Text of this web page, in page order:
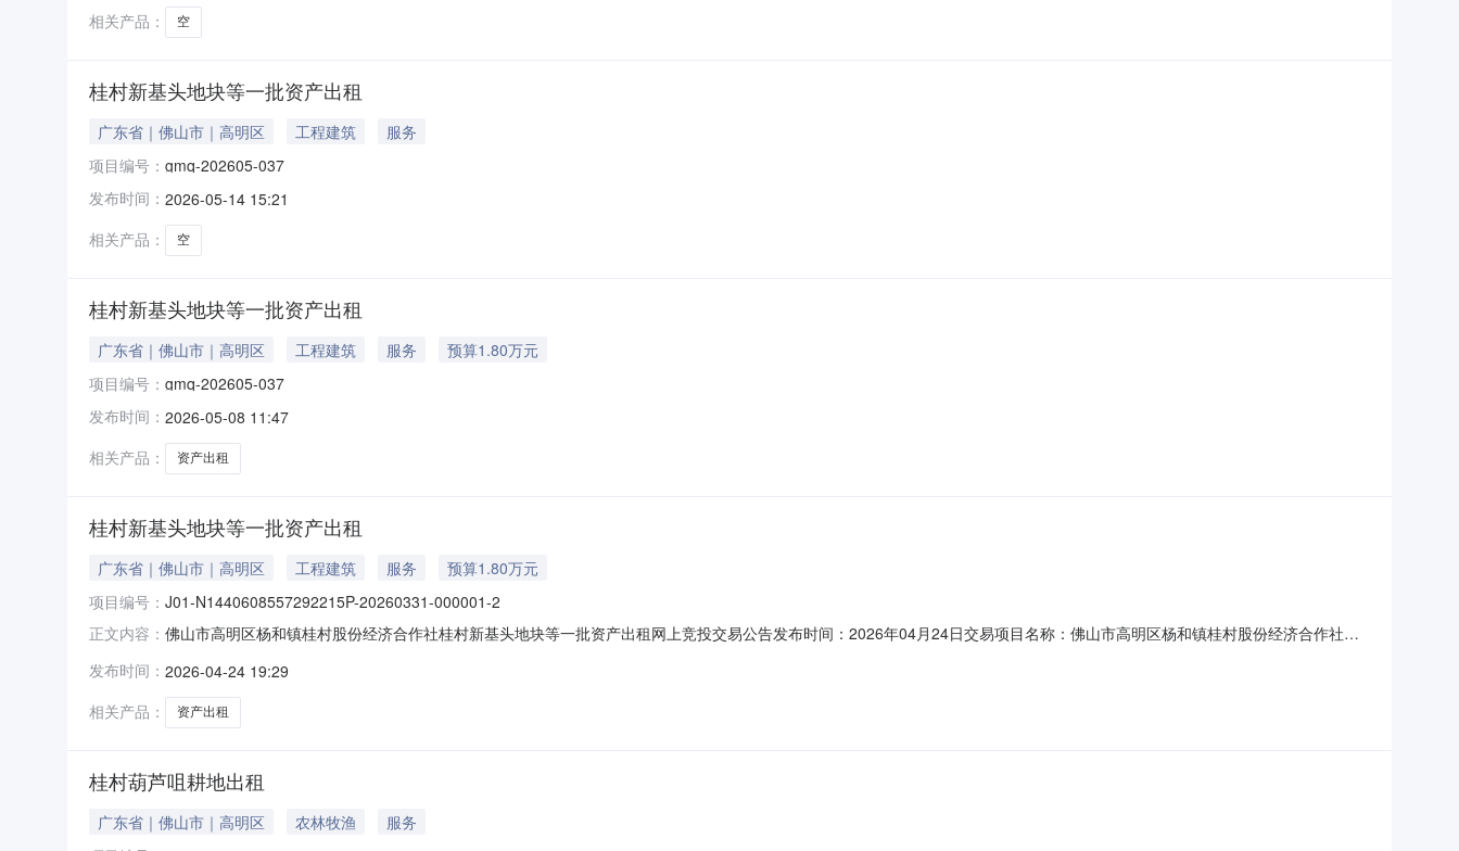
相关产品：
空
桂村新基头地块等一批资产出租
广东省｜佛山市｜高明区 工程建筑
服务
项目编号： gmq-202605-037
发布时间： 2026-05-14 15:21
相关产品：
空
桂村新基头地块等一批资产出租
广东省｜佛山市｜高明区 工程建筑 服务
预算1.80万元
项目编号： gmq-202605-037
发布时间： 2026-05-08 11:47
相关产品：
资产出租
桂村新基头地块等一批资产出租
广东省｜佛山市｜高明区 工程建筑 服务
预算1.80万元
项目编号： J01-N1440608557292215P-20260331-000001-2
正文内容： 佛山市高明区杨和镇桂村股份经济合作社桂村新基头地块等一批资产出租网上竞投交易公告发布时间：2026年04月24日交易项目名称：佛山市高明区杨和镇桂村股份经济合作社桂
名。2.本交易公告是交易服务机构接受本项目权属人的委托而发布的。本次项目所有信息均由项目权属人提供，由项目权属人对信息的真实性负责。3.本项目不组织
发布时间： 2026-04-24 19:29
相关产品：
资产出租
桂村葫芦咀耕地出租
广东省｜佛山市｜高明区 农林牧渔
服务